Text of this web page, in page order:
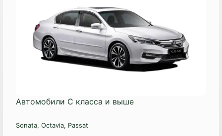
Автомобили C класса и выше
Sonata, Octavia, Passat